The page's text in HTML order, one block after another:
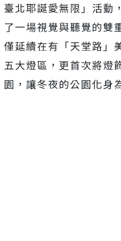
臺北耶誕愛無限」活動
了一場視覺與聽覺的雙
僅延續在有「天堂路」
五大燈區，更首次將燈
園，讓冬夜的公園化身